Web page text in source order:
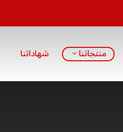
منتجاتنا شهاداتنا